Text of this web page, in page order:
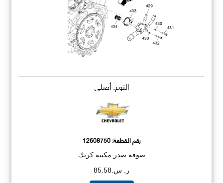
النوع: أصلي
رقم القطعة:12608750
صوفة صدر مكينة كرنك
ر. س.85.58